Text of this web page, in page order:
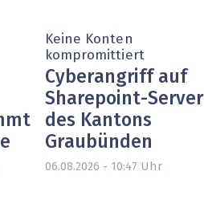
Keine Konten
kompromittiert
Cyberangriff auf
Sharepoint-Server
des Kantons
Graubünden
06.08.2026 - 10:47 Uhr